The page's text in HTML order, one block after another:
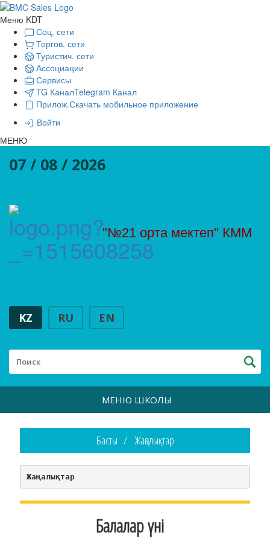
Меню KDT
Соц. сети
Торгов. сети
Туристич. сети
Ассоциации
Сервисы
TG КаналTelegram Канал
Прилож.Скачать мобильное приложение
Войти
МЕНЮ
07 / 08 / 2026
"№21 орта мектеп" КММ
KZ RU EN
МЕНЮ ШКОЛЫ
Басты Жаңалықтар
Жаңалықтар
Балалар үні